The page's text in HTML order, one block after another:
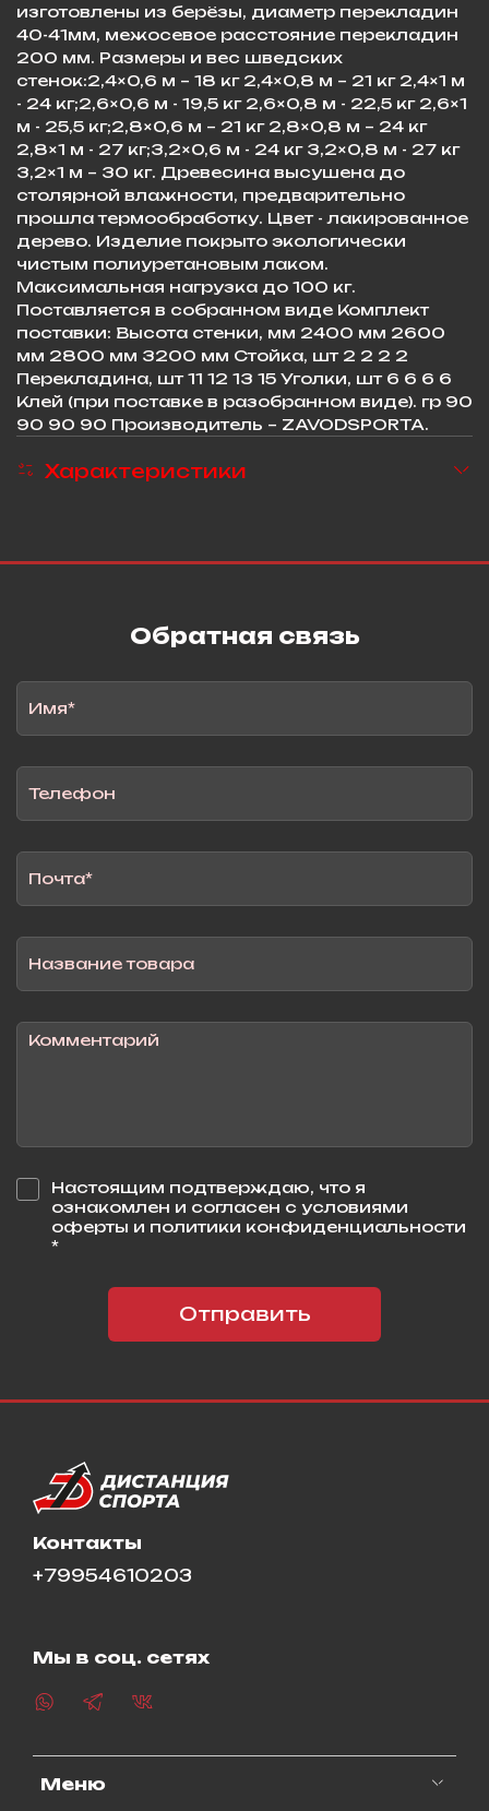
изготовлены из берёзы, диаметр перекладин
40-41мм, межосевое расстояние перекладин
200 мм. Размеры и вес шведских
стенок:2,4×0,6 м – 18 кг 2,4×0,8 м – 21 кг 2,4×1 м
- 24 кг;2,6×0,6 м - 19,5 кг 2,6×0,8 м - 22,5 кг 2,6×1
м - 25,5 кг;2,8×0,6 м – 21 кг 2,8×0,8 м – 24 кг
2,8×1 м - 27 кг;3,2×0,6 м - 24 кг 3,2×0,8 м - 27 кг
3,2×1 м – 30 кг. Древесина высушена до
столярной влажности, предварительно
прошла термообработку. Цвет - лакированное
дерево. Изделие покрыто экологически
чистым полиуретановым лаком.
Максимальная нагрузка до 100 кг.
Поставляется в собранном виде Комплект
поставки: Высота стенки, мм 2400 мм 2600
мм 2800 мм 3200 мм Стойка, шт 2 2 2 2
Перекладина, шт 11 12 13 15 Уголки, шт 6 6 6 6
Клей (при поставке в разобранном виде). гр 90
90 90 90 Производитель – ZAVODSPORTA.
Характеристики
Обратная связь
Настоящим подтверждаю, что я
ознакомлен и согласен с условиями
оферты и политики конфиденциальности
*
Отправить
Меню
Контакты
+79954610203
Мы в соц. сетях